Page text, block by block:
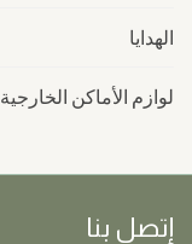
الهدايا
لوازم الأماكن الخارجية
إتصل بنا